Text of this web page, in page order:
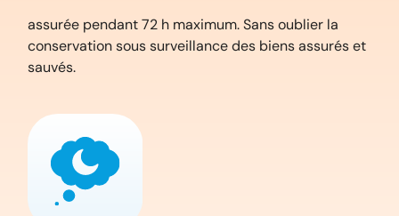
assurée pendant 72 h maximum. Sans oublier la
conservation sous surveillance des biens assurés et
sauvés.